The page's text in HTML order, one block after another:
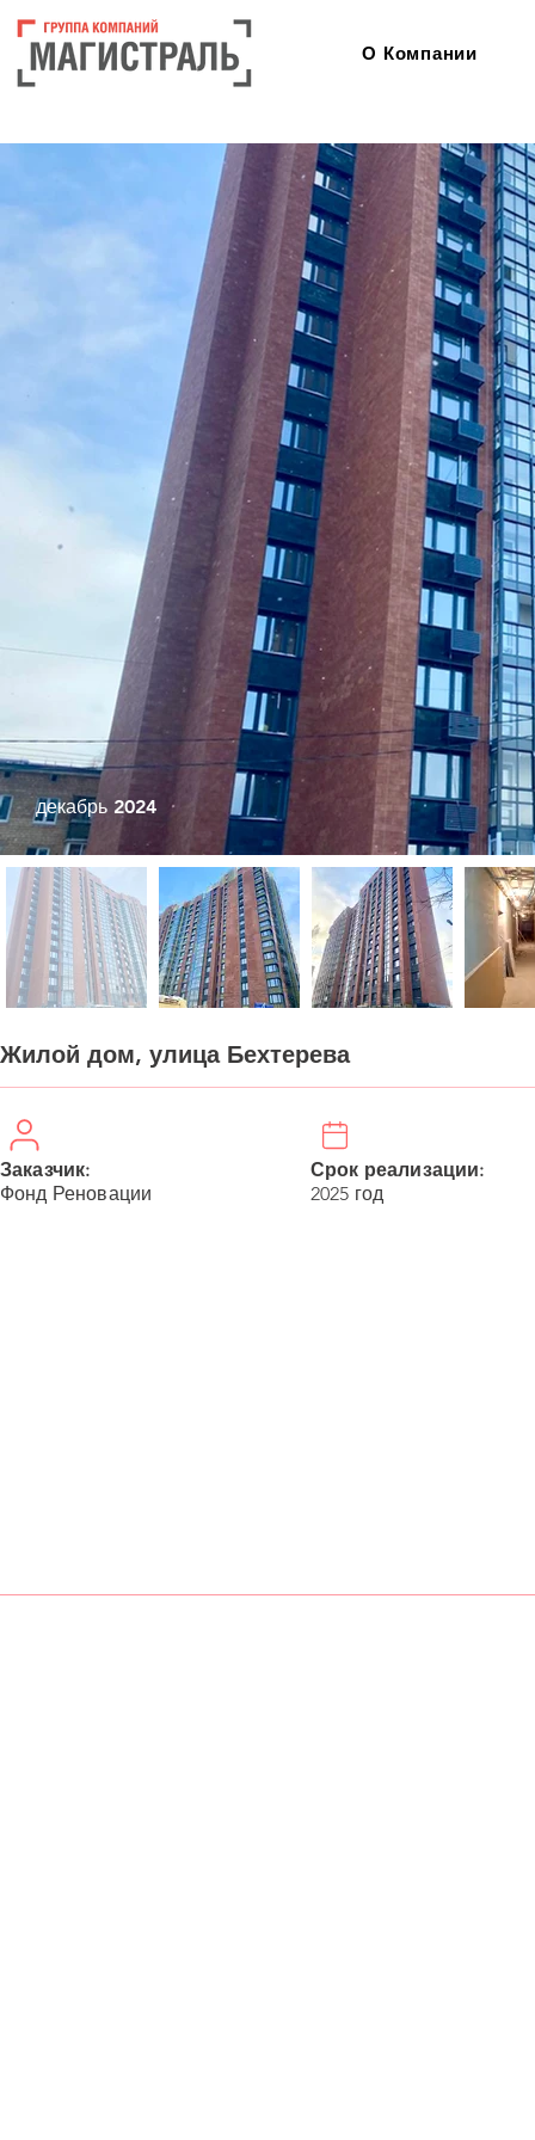
О Компании
декабрь 2024
Жилой дом, улица Бехтерева
Заказчик:
Фонд Реновации
Срок реализации:
2025 год